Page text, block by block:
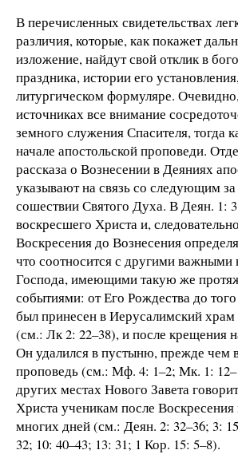
В перечисленных свидетельствах
различия, которые, как покажет
изложение, найдут свой отклик в
праздника, истории его
литургическом формуляре.
источниках все внимание
земного служения Спасителя, тогда
начале апостольской проповеди.
рассказа о Вознесении в Деяниях
указывают на связь со следующим
сошествии Святого Духа. В Деян. 1:
воскресшего Христа и,
Воскресения до Вознесения
что соотносится с другими
Господа, имеющими такую же
событиями: от Его Рождества до
был принесен в Иерусалимский
(см.: Лк 2: 22–38), и после крещения
Он удалился в пустыню, прежде чем
проповедь (см.: Мф. 4: 1–2; Мк. 1:
других местах Нового Завета
Христа ученикам после
многих дней (см.: Деян. 2: 32–36; 3:
32; 10: 40–43; 13: 31; 1 Кор. 15: 5–8).